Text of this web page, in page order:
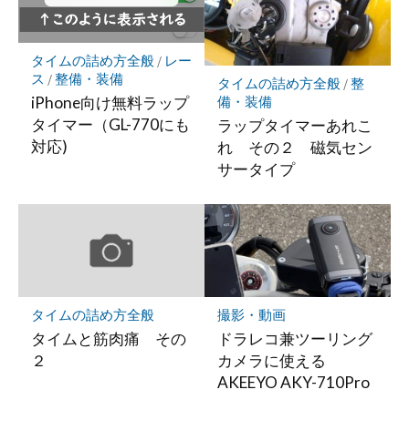
タイムの詰め方全般/ レー
ス /整備・装備
iPhone向け無料ラップ
タイマー（GL-770にも
対応)
タイムの詰め方全般/整
備・装備
ラップタイマーあれこ
れ その２ 磁気セン
サータイプ
タイムの詰め方全般
タイムと筋肉痛 その
２
撮影・動画
ドラレコ兼ツーリング
カメラに使える
AKEEYO AKY-710Pro